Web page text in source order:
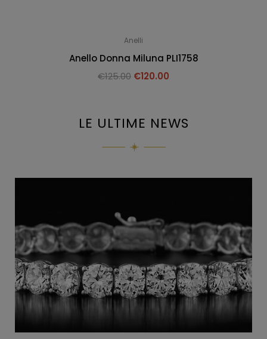
Anelli
Anello Donna Miluna PLI1758
€125.00 €120.00
LE ULTIME NEWS